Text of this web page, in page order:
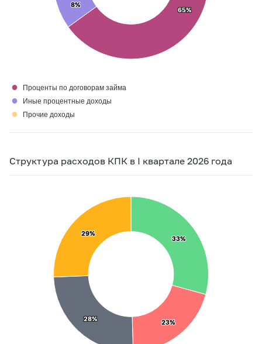
Структура расходов КПК в I квартале 2026 года
65%
65%
8%
8%
● Проценты по договорам займа
● Иные процентные доходы
● Прочие доходы
33%
33%
23%
23%
28%
28%
29%
29%